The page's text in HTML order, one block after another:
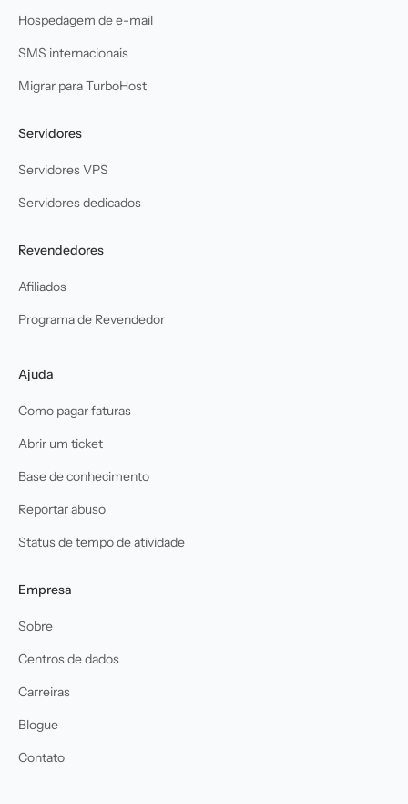
Hospedagem de e-mail
SMS internacionais
Migrar para TurboHost
Servidores
Servidores VPS
Servidores dedicados
Revendedores
Afiliados
Programa de Revendedor
Ajuda
Como pagar faturas
Abrir um ticket
Base de conhecimento
Reportar abuso
Status de tempo de atividade
Empresa
Sobre
Centros de dados
Carreiras
Blogue
Contato